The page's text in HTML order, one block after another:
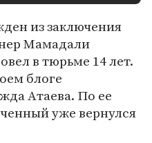
из заключения
Мамадали
в тюрьме 14 лет.
блоге
Атаева. По ее
уже вернулся